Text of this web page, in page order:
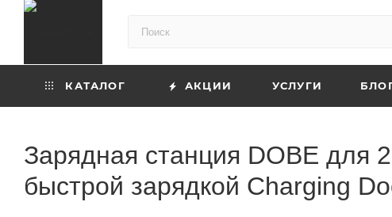
КАТАЛОГ АКЦИИ УСЛУГИ
Зарядная станция DOBE для
быстрой зарядкой Charging